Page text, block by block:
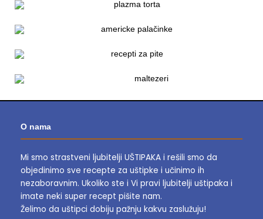
O nama
Mi smo strastveni ljubitelji UŠTIPAKA i rešili smo da
objedinimo sve recepte za uštipke i učinimo ih
nezaboravnim. Ukoliko ste i Vi pravi ljubitelji uštipaka i
imate neki super recept pišite nam.
Želimo da uštipci dobiju pažnju kakvu zaslužuju!